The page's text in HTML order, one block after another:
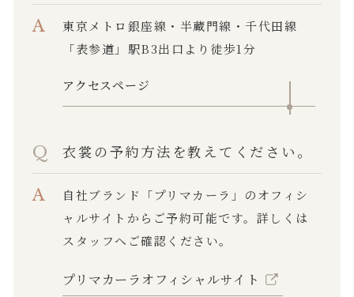
東京メトロ銀座線・半蔵門線・千代田線
「表参道」駅B3出口より徒歩1分
アクセスページ
衣裳の予約方法を教えてください。
自社ブランド「プリマカーラ」のオフィシ
ャルサイトからご予約可能です。詳しくは
スタッフへご確認ください。
プリマカーラオフィシャルサイト